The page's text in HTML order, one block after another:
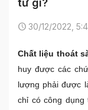
từ gì?
30/12/2022,
Chất liệu thoát
huy được các
lượng phải được
chỉ có công